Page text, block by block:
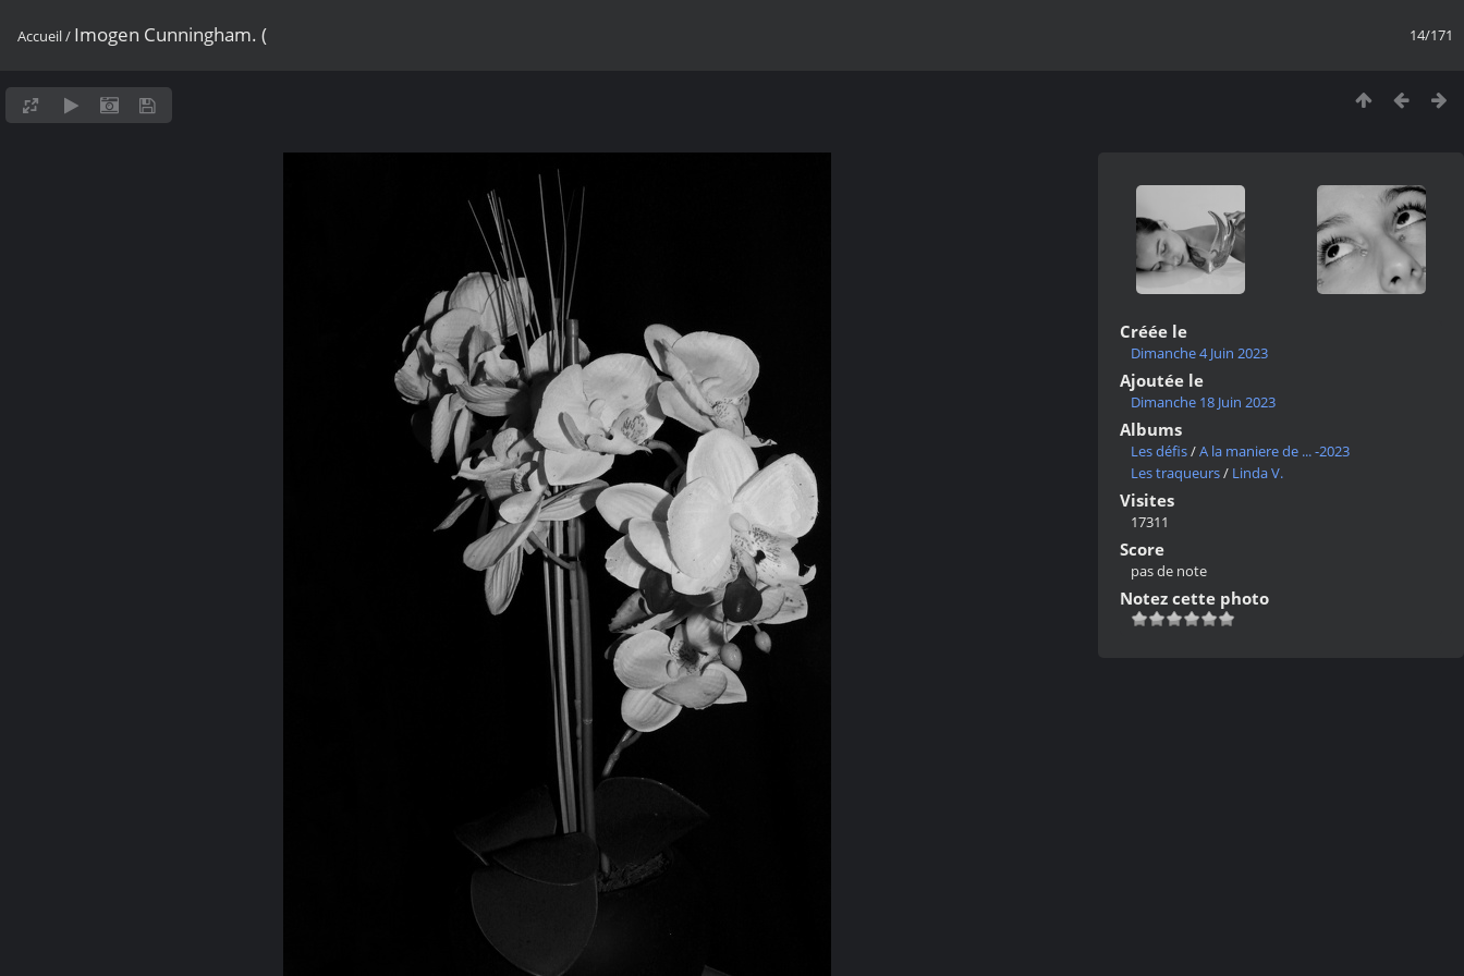
14/171
Accueil/ Imogen Cunningham. (
Créée le
Dimanche 4 Juin 2023
Ajoutée le
Dimanche 18 Juin 2023
Albums
Les défis/A la maniere de ... -2023
Les traqueurs/ Linda V.
Visites
17311
Score
pas de note
Notez cette photo